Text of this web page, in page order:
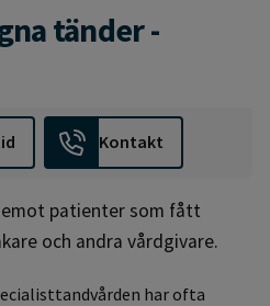
tänder -
Kontakt
patienter som fått
och andra vårdgivare.
har ofta